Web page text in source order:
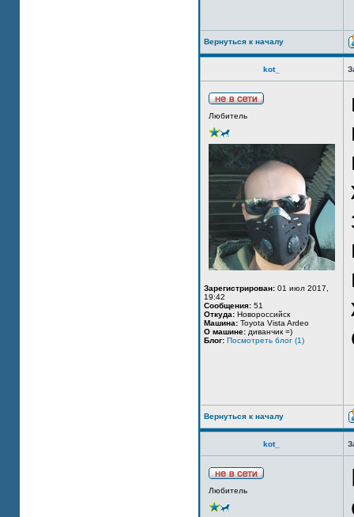
Вернуться к началу
kot_
Любитель
Зарегистрирован: 01 июл 2017,
19:42
Сообщения: 51
Откуда: Новороссийск
Машина: Toyota Vista Ardeo
О машине: диванчик =)
Блог: Посмотреть блог (1)
Вернуться к началу
kot_
Любитель